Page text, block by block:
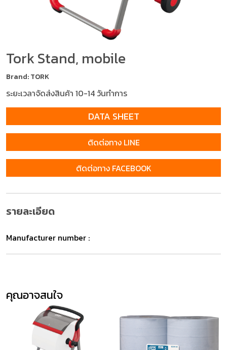
Tork Stand, mobile
Brand: TORK
ระยะเวลาจัดส่งสินค้า 10-14 วันทำการ
DATA SHEET
ติดต่อทาง LINE
ติดต่อทาง FACEBOOK
รายละเอียด
Manufacturer number :
คุณอาจสนใจ